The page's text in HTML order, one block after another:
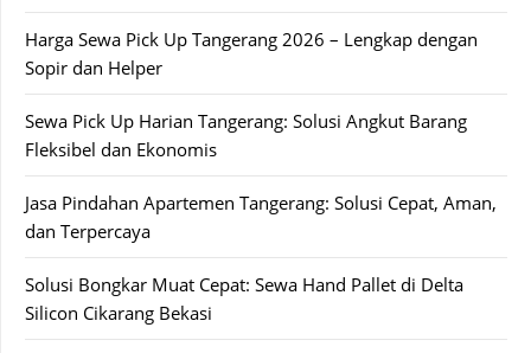
Harga Sewa Pick Up Tangerang 2026 – Lengkap dengan
Sopir dan Helper
Sewa Pick Up Harian Tangerang: Solusi Angkut Barang
Fleksibel dan Ekonomis
Jasa Pindahan Apartemen Tangerang: Solusi Cepat, Aman,
dan Terpercaya
Solusi Bongkar Muat Cepat: Sewa Hand Pallet di Delta
Silicon Cikarang Bekasi